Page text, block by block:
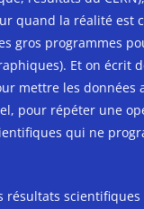
quand la réalité est
gros programmes
Et on écrit
mettre les
pour répéter une
qui ne